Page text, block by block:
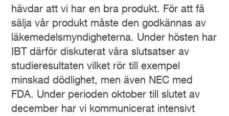
hävdar att vi har en bra produkt. För att få
sälja vår produkt måste den godkännas av
läkemedelsmyndigheterna. Under hösten har
IBT därför diskuterat våra slutsatser av
studieresultaten vilket rör till exempel
minskad dödlighet, men även NEC med
FDA. Under perioden oktober till slutet av
december har vi kommunicerat intensivt